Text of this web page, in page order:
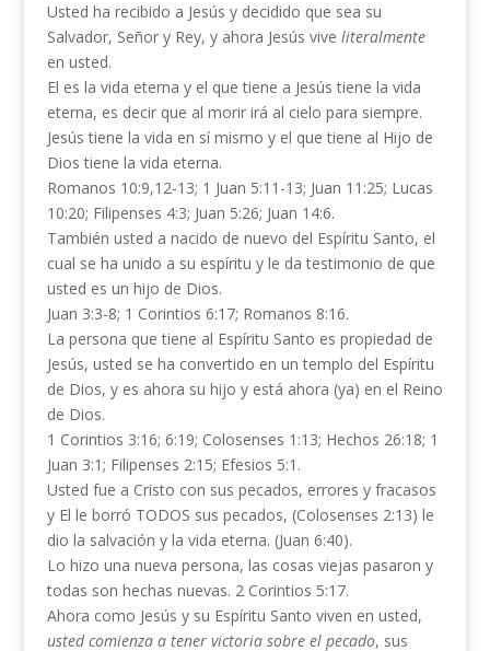
Usted ha recibido a Jesús y decidido que sea su
Salvador, Señor y Rey, y ahora Jesús vive literalmente
en usted.
El es la vida eterna y el que tiene a Jesús tiene la vida
eterna, es decir que al morir irá al cielo para siempre.
Jesús tiene la vida en sí mismo y el que tiene al Hijo de
Dios tiene la vida eterna.
Romanos 10:9,12-13; 1 Juan 5:11-13; Juan 11:25; Lucas
10:20; Filipenses 4:3; Juan 5:26; Juan 14:6.
También usted a nacido de nuevo del Espíritu Santo, el
cual se ha unido a su espíritu y le da testimonio de que
usted es un hijo de Dios.
Juan 3:3-8; 1 Corintios 6:17; Romanos 8:16.
La persona que tiene al Espíritu Santo es propiedad de
Jesús, usted se ha convertido en un templo del Espíritu
de Dios, y es ahora su hijo y está ahora (ya) en el Reino
de Dios.
1 Corintios 3:16; 6:19; Colosenses 1:13; Hechos 26:18; 1
Juan 3:1; Filipenses 2:15; Efesios 5:1.
Usted fue a Cristo con sus pecados, errores y fracasos
y El le borró TODOS sus pecados, (Colosenses 2:13) le
dio la salvación y la vida eterna. (Juan 6:40).
Lo hizo una nueva persona, las cosas viejas pasaron y
todas son hechas nuevas. 2 Corintios 5:17.
Ahora como Jesús y su Espíritu Santo viven en usted,
usted comienza a tener victoria sobre el pecado, sus